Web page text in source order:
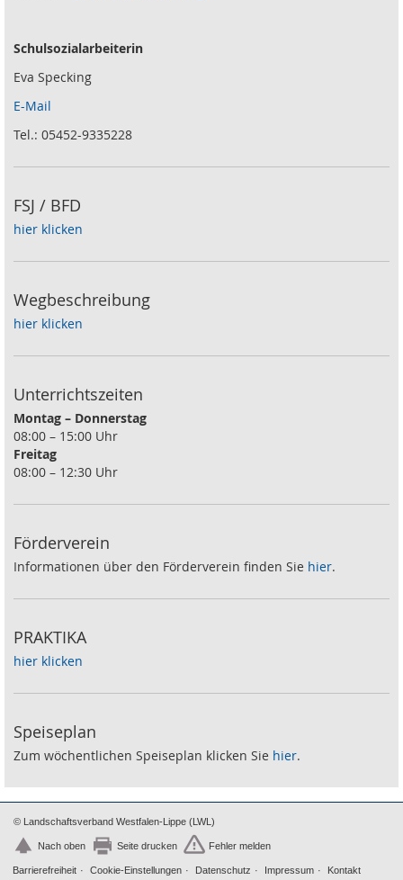
Schulsozialarbeiterin
Eva Specking
E-Mail
Tel.: 05452-9335228
FSJ / BFD
hier klicken
Wegbeschreibung
hier klicken
Unterrichtszeiten
Montag – Donnerstag
08:00 – 15:00 Uhr
Freitag
08:00 – 12:30 Uhr
Förderverein
Informationen über den Förderverein finden Sie hier.
PRAKTIKA
hier klicken
Speiseplan
Zum wöchentlichen Speiseplan klicken Sie hier.
© Landschaftsverband Westfalen-Lippe (LWL)
Nach oben Seite drucken Fehler melden
Barrierefreiheit Cookie-Einstellungen Datenschutz Impressum Kontakt